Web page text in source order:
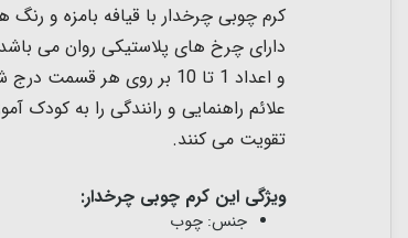
کرم چوبی چرخدار با قیافه بامزه و
و اعداد 1 تا 10 بر روی
علائم راهنمایی و رانندگی را به
تقویت می کنند.
ویژگی این کرم چوبی چرخدار:
جنس: چوب